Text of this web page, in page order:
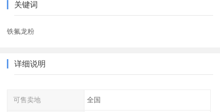
关键词
铁氟龙粉
详细说明
可售卖地 全国